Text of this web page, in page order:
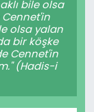
bile olsa
olsa yalan
bir köşke
Cennet'in
(Hadis-i